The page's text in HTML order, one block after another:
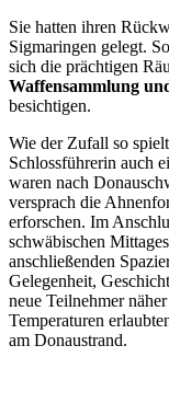
Sie hatten ihren
Sigmaringen gelegt.
sich die prächtigen
Waffensammlung
besichtigen.
Wie der Zufall so
Schlossführerin auch
waren nach
versprach die
erforschen. Im
schwäbischen
anschließenden
Gelegenheit,
neue Teilnehmer
Temperaturen
am Donaustrand.